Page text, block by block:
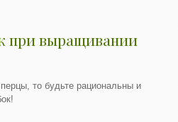
при выращивании
то будьте рациональны и